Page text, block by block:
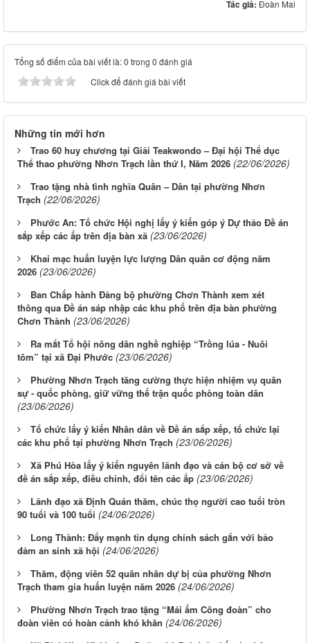
Tác giả: Đoàn Mai
Tổng số điểm của bài viết là: 0 trong 0 đánh giá
Click để đánh giá bài viết
Những tin mới hơn
Trao 60 huy chương tại Giải Teakwondo – Đại hội Thể dục
Thể thao phường Nhơn Trạch lần thứ I, Năm 2026 (22/06/2026)
Trao tặng nhà tình nghĩa Quân – Dân tại phường Nhơn
Trạch (22/06/2026)
Phước An: Tổ chức Hội nghị lấy ý kiến góp ý Dự thảo Đề án
sắp xếp các ấp trên địa bàn xã (23/06/2026)
Khai mạc huấn luyện lực lượng Dân quân cơ động năm
2026 (23/06/2026)
Ban Chấp hành Đảng bộ phường Chơn Thành xem xét
thông qua Đề án sáp nhập các khu phố trên địa bàn phường
Chơn Thành (23/06/2026)
Ra mắt Tổ hội nông dân nghề nghiệp “Trồng lúa - Nuôi
tôm” tại xã Đại Phước (23/06/2026)
Phường Nhơn Trạch tăng cường thực hiện nhiệm vụ quân
sự - quốc phòng, giữ vững thế trận quốc phòng toàn dân
(23/06/2026)
Tổ chức lấy ý kiến Nhân dân về Đề án sắp xếp, tổ chức lại
các khu phố tại phường Nhơn Trạch (23/06/2026)
Xã Phú Hòa lấy ý kiến nguyên lãnh đạo và cán bộ cơ sở về
đề án sắp xếp, điều chỉnh, đổi tên các ấp (23/06/2026)
Lãnh đạo xã Định Quán thăm, chúc thọ người cao tuổi tròn
90 tuổi và 100 tuổi (24/06/2026)
Long Thành: Đẩy mạnh tín dụng chính sách gắn với bảo
đảm an sinh xã hội (24/06/2026)
Thăm, động viên 52 quân nhân dự bị của phường Nhơn
Trạch tham gia huấn luyện năm 2026 (24/06/2026)
Phường Nhơn Trạch trao tặng “Mái ấm Công đoàn” cho
đoàn viên có hoàn cảnh khó khăn (24/06/2026)